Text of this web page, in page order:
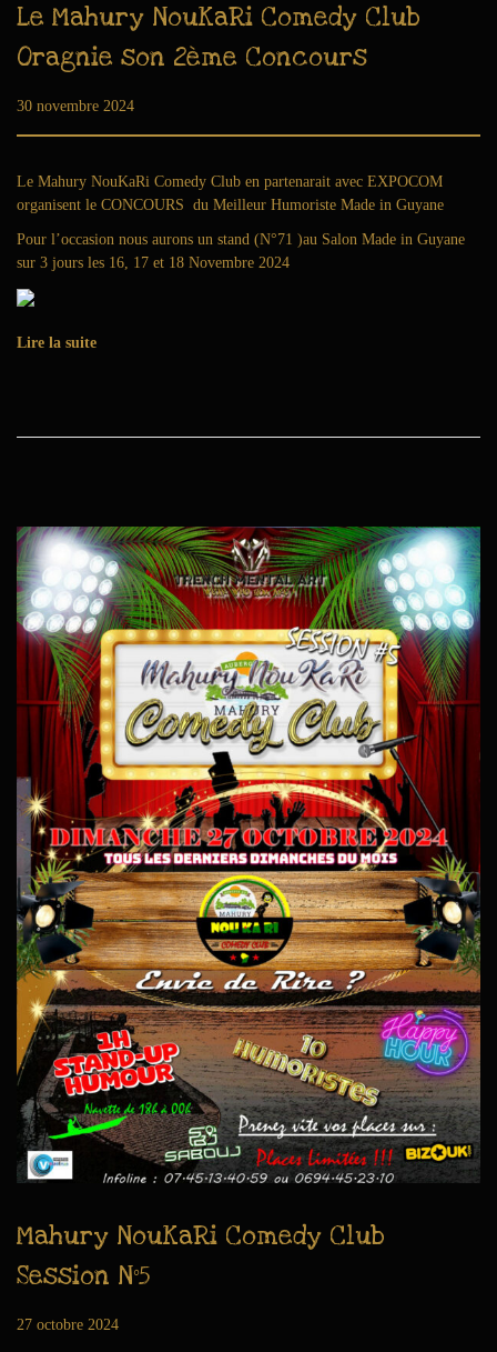
Le Mahury NouKaRi Comedy Club
Oragnie son 2ème Concours
Publié le
30 novembre 2024
û
t
0
2
Le Mahury NouKaRi Comedy Club en partenarait avec EXPOCOM
organisent le CONCOURS du Meilleur Humoriste Made in Guyane
Pour l’occasion nous aurons un stand (N°71 )au Salon Made in Guyane
sur 3 jours les 16, 17 et 18 Novembre 2024
Lire la suite
Mahury NouKaRi Comedy Club
Session N°5
Publié le
27 octobre 2024